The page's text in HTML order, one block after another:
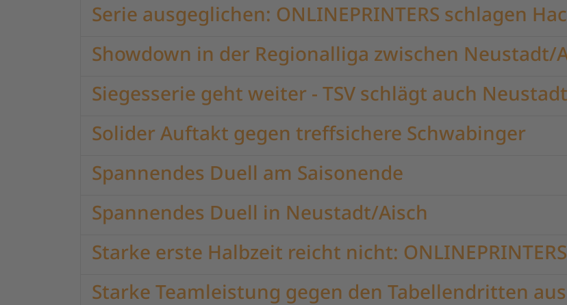
Serie ausgeglichen: ONLINEPRINTERS schlagen
Showdown in der Regionalliga zwischen Neustadt/
Siegesserie geht weiter - TSV schlägt auch Neustadt
Solider Auftakt gegen treffsichere Schwabinger
Spannendes Duell am Saisonende
Spannendes Duell in Neustadt/Aisch
Starke erste Halbzeit reicht nicht:
Starke Teamleistung gegen den Tabellendritten